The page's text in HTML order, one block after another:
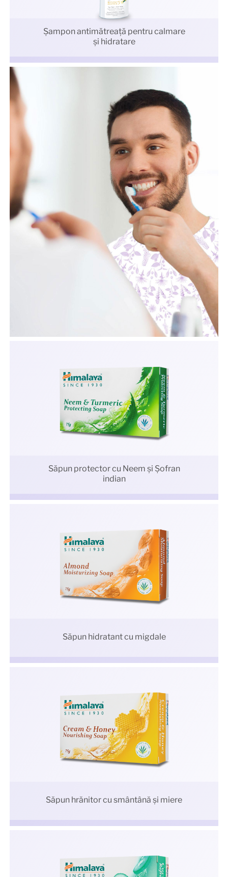
Şampon antimătreaţă pentru calmare
și hidratare
Săpun protector cu Neem şi Şofran
indian
Săpun hidratant cu migdale
Săpun hrănitor cu smântână şi miere